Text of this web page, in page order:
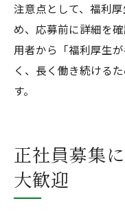
注意点として、福利
め、応募前に詳細を
用者から「福利厚生
く、長く働き続ける
す。
正社員募集
大歓迎